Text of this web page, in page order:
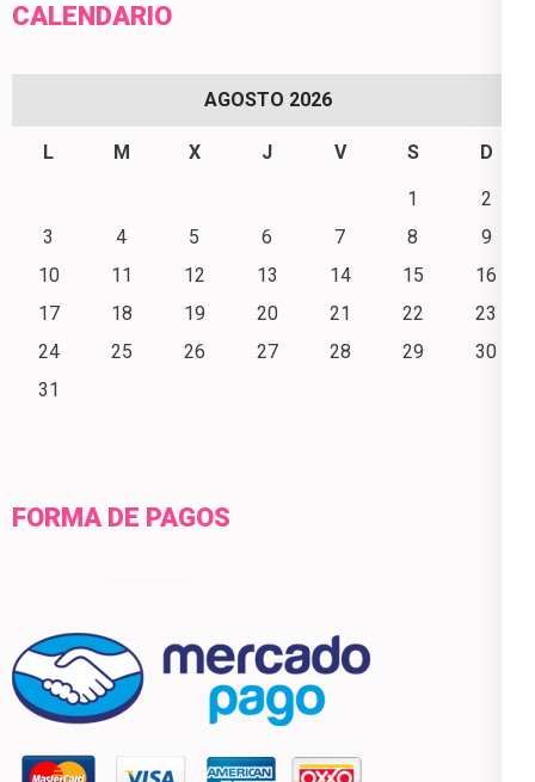
CALENDARIO
AGOSTO 2026
L M X J V S D
1
2
3
4 5 6 7 8
9
10
11 12 13 14 15
16
17
18 19 20 21 22
23
24
25 26 27 28 29
30
31
FORMA DE PAGOS